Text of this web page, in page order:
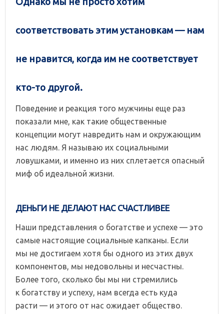
соответствовать этим установкам — нам
не нравится, когда им не соответствует
кто-то другой.
Поведение и реакция того мужчины еще раз
показали мне, как такие общественные
концепции могут навредить нам и окружающим
нас людям. Я называю их социальными
ловушками, и именно из них сплетается опасный
миф об идеальной жизни.
ДЕНЬГИ НЕ ДЕЛАЮТ НАС СЧАСТЛИВЕЕ
Наши представления о богатстве и успехе — это
самые настоящие социальные капканы. Если
мы не достигаем хотя бы одного из этих двух
компонентов, мы недовольны и несчастны.
Более того, сколько бы мы ни стремились
к богатству и успеху, нам всегда есть куда
расти — и этого от нас ожидает общество.